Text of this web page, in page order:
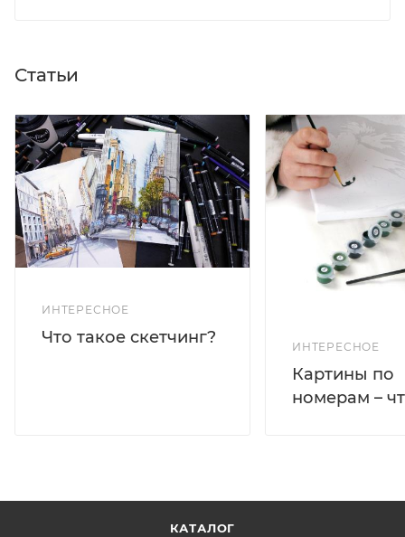
Статьи
ИНТЕРЕСНОЕ
Что такое скетчинг?
ИНТЕРЕСНОЕ
Картины по
номерам –
КАТАЛОГ